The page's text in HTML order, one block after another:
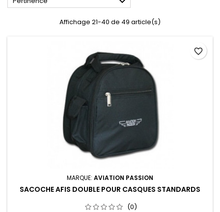
Affichage 21-40 de 49 article(s)
MARQUE: AVIATION PASSION
SACOCHE AFIS DOUBLE POUR CASQUES STANDARDS
(0)
favorite_border